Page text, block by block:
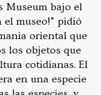
Museum bajo el
el museo!” pidió
oriental que
los objetos que
cotidianas. El
en una especie